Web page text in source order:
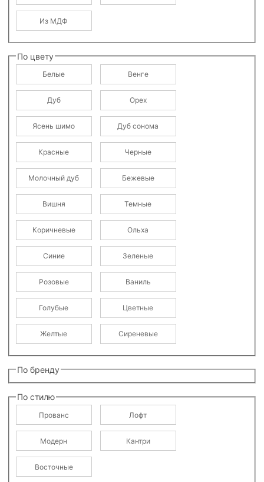
Из МДФ
По цвету
Белые Венге
Дуб Орех
Ясень шимо Дуб сонома
Красные Черные
Молочный дуб Бежевые
Вишня Темные
Коричневые Ольха
Синие Зеленые
Розовые Ваниль
Голубые Цветные
Желтые Сиреневые
По бренду
По стилю
Прованс Лофт
Модерн Кантри
Восточные